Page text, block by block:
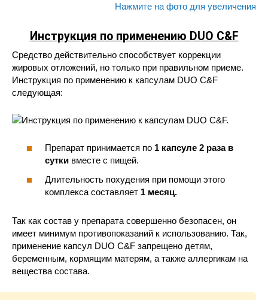
Нажмите на фото для увеличения
Инструкция по применению DUO C&F
Средство действительно способствует коррекции
жировых отложений, но только при правильном приеме.
Инструкция по применению к капсулам DUO C&F
следующая:
Препарат принимается по 1 капсуле 2 раза в
сутки вместе с пищей.
Длительность похудения при помощи этого
комплекса составляет 1 месяц.
Так как состав у препарата совершенно безопасен, он
имеет минимум противопоказаний к использованию. Так,
применение капсул DUO C&F запрещено детям,
беременным, кормящим матерям, а также аллергикам на
вещества состава.